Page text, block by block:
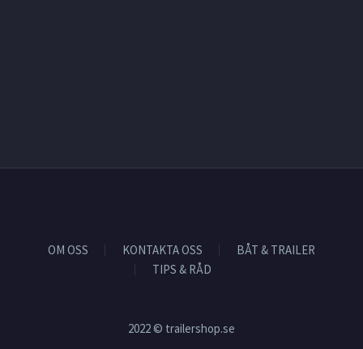
OM OSS KONTAKTA OSS
BÅT & TRAILER
TIPS & RÅD
2022 © trailershop.se